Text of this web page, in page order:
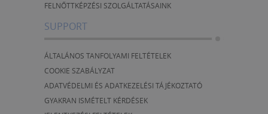
FELNŐTTKÉPZÉSI SZOLGÁLTATÁSAINK
SUPPORT
ÁLTALÁNOS TANFOLYAMI FELTÉTELEK
COOKIE SZABÁLYZAT
ADATVÉDELMI ÉS ADATKEZELÉSI TÁJÉKOZTATÓ
GYAKRAN ISMÉTELT KÉRDÉSEK